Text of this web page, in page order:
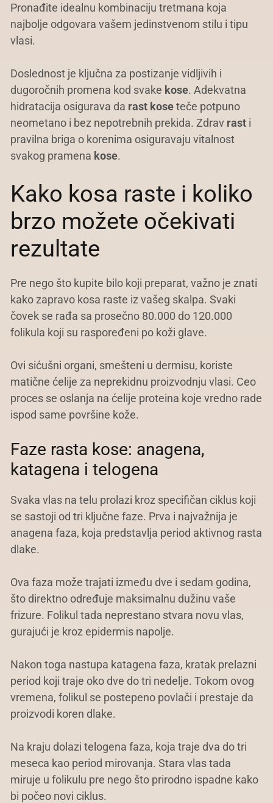
Pronađite idealnu kombinaciju tretmana koja
najbolje odgovara vašem jedinstvenom stilu i tipu
vlasi.
Doslednost je ključna za postizanje vidljivih i
dugoročnih promena kod svake kose. Adekvatna
hidratacija osigurava da rast koseteče potpuno
neometano i bez nepotrebnih prekida. Zdrav rast i
pravilna briga o korenima osiguravaju vitalnost
svakog pramena kose.
Kako kosa raste i koliko
brzo možete očekivati
rezultate
Pre nego što kupite bilo koji preparat, važno je znati
kako zapravo kosa raste iz vašeg skalpa. Svaki
čovek se rađa sa prosečno 80.000 do 120.000
folikula koji su raspoređeni po koži glave.
Ovi sićušni organi, smešteni u dermisu, koriste
matične ćelije za neprekidnu proizvodnju vlasi. Ceo
proces se oslanja na ćelije proteina koje vredno rade
ispod same površine kože.
Faze rasta kose: anagena,
katagena i telogena
Svaka vlas na telu prolazi kroz specifičan ciklus koji
se sastoji od tri ključne faze. Prva i najvažnija je
anagena faza, koja predstavlja period aktivnog rasta
dlake.
Ova faza može trajati između dve i sedam godina,
što direktno određuje maksimalnu dužinu vaše
frizure. Folikul tada neprestano stvara novu vlas,
gurajući je kroz epidermis napolje.
Nakon toga nastupa katagena faza, kratak prelazni
period koji traje oko dve do tri nedelje. Tokom ovog
vremena, folikul se postepeno povlači i prestaje da
proizvodi koren dlake.
Na kraju dolazi telogena faza, koja traje dva do tri
meseca kao period mirovanja. Stara vlas tada
miruje u folikulu pre nego što prirodno ispadne kako
bi počeo novi ciklus.